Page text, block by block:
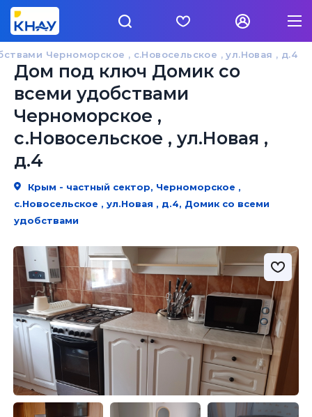
Черноморское , с.Новосельское , ул.Новая , д.4
Дом под ключ Домик со
всеми удобствами
Черноморское ,
с.Новосельское , ул.Новая ,
д.4
Крым - частный сектор, Черноморское ,
с.Новосельское , ул.Новая , д.4, Домик со всеми
удобствами